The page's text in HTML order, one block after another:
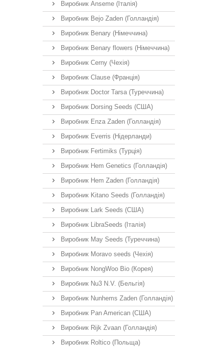
Виробник Anseme (Італія)
Виробник Bejo Zaden (Голландія)
Виробник Benary (Німеччина)
Виробник Benary flowers (Німеччина)
Виробник Cerny (Чехія)
Виробник Clause (Франція)
Виробник Doctor Tarsa (Туреччина)
Виробник Dorsing Seeds (США)
Виробник Enza Zaden (Голландія)
Виробник Everris (Нідерланди)
Виробник Fertimiks (Турція)
Виробник Hem Genetics (Голландія)
Виробник Hem Zaden (Голландія)
Виробник Kitano Seeds (Голландія)
Виробник Lark Seeds (США)
Виробник LibraSeeds (Італія)
Виробник May Seeds (Туреччина)
Виробник Moravo seeds (Чехія)
Виробник NongWoo Bio (Корея)
Виробник Nu3 N.V. (Бельгія)
Виробник Nunhems Zaden (Голландія)
Виробник Pan American (США)
Виробник Rijk Zvaan (Голландія)
Виробник Roltico (Польща)